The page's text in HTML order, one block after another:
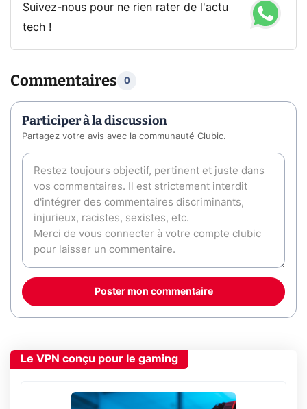
Suivez-nous pour ne rien rater de l'actu
tech !
Commentaires 0
Participer à la discussion
Partagez votre avis avec la communauté Clubic.
Poster mon commentaire
Le VPN conçu pour le gaming